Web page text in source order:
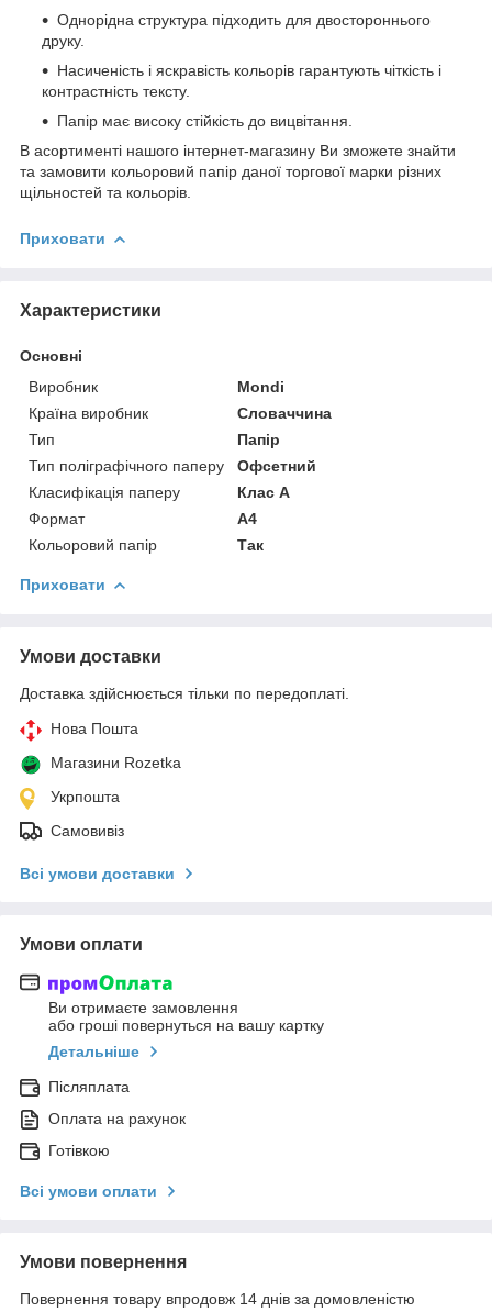
Однорідна структура підходить для двостороннього
друку.
Насиченість і яскравість кольорів гарантують чіткість і
контрастність тексту.
Папір має високу стійкість до вицвітання.
В асортименті нашого інтернет-магазину Ви зможете знайти
та замовити кольоровий папір даної торгової марки різних
щільностей та кольорів.
Приховати
Характеристики
Основні
Виробник
Mondi
Країна виробник
Словаччина
Тип
Папір
Тип поліграфічного паперу
Офсетний
Класифікація паперу
Клас А
Формат
A4
Кольоровий папір
Так
Приховати
Умови доставки
Доставка здійснюється тільки по передоплаті.
Нова Пошта
Магазини Rozetka
Укрпошта
Самовивіз
Всі умови доставки
Умови оплати
Ви отримаєте замовлення
або гроші повернуться на вашу картку
Детальніше
Післяплата
Оплата на рахунок
Готівкою
Всі умови оплати
Умови повернення
Повернення товару впродовж 14 днів за домовленістю